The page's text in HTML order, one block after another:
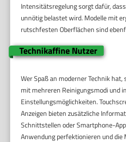
Intensitätsregelung sorgt dafür,
unnötig belastet wird. Modelle mit
rutschfesten Oberflächen sind
Technikaffine Nutzer
Wer Spaß an moderner Technik
mit mehreren Reinigungsmodi und
Einstellungsmöglichkeiten.
Anzeigen bieten zusätzliche
Schnittstellen oder Smartphone-
Anwendung perfektionieren und die